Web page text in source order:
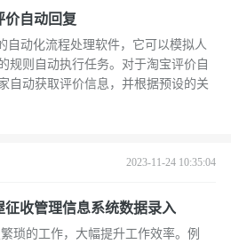
价自动回复
自动化流程处理软件，它可以模拟人
规则自动执行任务。对于淘宝评价自
自动获取评价信息，并根据预设的关
2023-11-24 10:35:04
收管理信息系统数据录入
琐的工作，大幅提升工作效率。例